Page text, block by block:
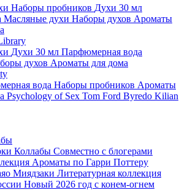
Наборы пробников Духи 30 мл
Масляные духи Наборы духов Ароматы
Духи 30 мл Парфюмерная вода
духов Ароматы для дома
вода Наборы пробников Ароматы
Psychology of Sex Tom Ford Byredo Kilian
Коллабы Совместно с блогерами
Ароматы по Гарри Поттеру
Миядзаки Литературная коллекция
Новый 2026 год с конем-огнем